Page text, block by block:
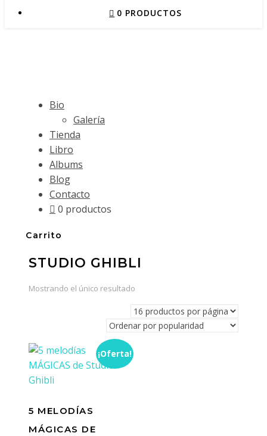
0 PRODUCTOS
Bio
Galería
Tienda
Libro
Albums
Blog
Contacto
0 productos
Carrito
STUDIO GHIBLI
Mostrando el único resultado
¡Oferta!
5 MELODÍAS
MÁGICAS DE